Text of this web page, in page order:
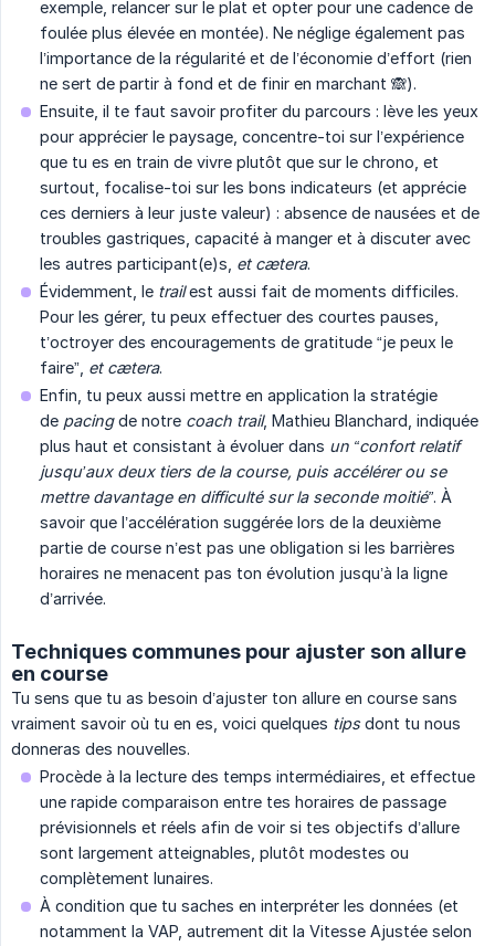
exemple, relancer sur le plat et opter pour une cadence de
foulée plus élevée en montée). Ne néglige également pas
l’importance de la régularité et de l’économie d’effort (rien
ne sert de partir à fond et de finir en marchant 🙈).
Ensuite, il te faut savoir profiter du parcours : lève les yeux
pour apprécier le paysage, concentre-toi sur l’expérience
que tu es en train de vivre plutôt que sur le chrono, et
surtout, focalise-toi sur les bons indicateurs (et apprécie
ces derniers à leur juste valeur) : absence de nausées et de
troubles gastriques, capacité à manger et à discuter avec
les autres participant(e)s, et cætera.
Évidemment, le trailest aussi fait de moments difficiles.
Pour les gérer, tu peux effectuer des courtes pauses,
t’octroyer des encouragements de gratitude “je peux le
faire”, et cætera.
Enfin, tu peux aussi mettre en application la stratégie
de pacingde notre coach trail, Mathieu Blanchard, indiquée
plus haut et consistant à évoluer dans un “confort relatif
jusqu’aux deux tiers de la course, puis accélérer ou se
mettre davantage en difficulté sur la seconde moitié”. À
savoir que l’accélération suggérée lors de la deuxième
partie de course n’est pas une obligation si les barrières
horaires ne menacent pas ton évolution jusqu’à la ligne
d’arrivée.
Techniques communes pour ajuster son allure
en course
Tu sens que tu as besoin d’ajuster ton allure en course sans
vraiment savoir où tu en es, voici quelques tipsdont tu nous
donneras des nouvelles.
Procède à la lecture des temps intermédiaires, et effectue
une rapide comparaison entre tes horaires de passage
prévisionnels et réels afin de voir si tes objectifs d’allure
sont largement atteignables, plutôt modestes ou
complètement lunaires.
À condition que tu saches en interpréter les données (et
notamment la VAP, autrement dit la Vitesse Ajustée selon